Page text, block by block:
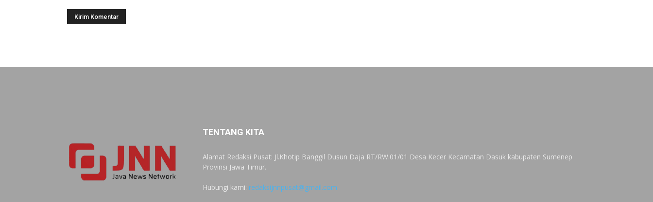
TENTANG KITA
Alamat Redaksi Pusat: Jl.Khotip Banggil Dusun Daja RT/RW.01/01 Desa Kecer Kecamatan Dasuk kabupaten Sumenep
Provinsi Jawa Timur.
Hubungi kami: redaksijnnpusat@gmail.com